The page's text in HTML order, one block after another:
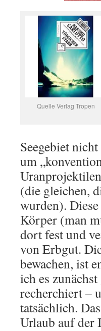
Quelle Verlag Tropen
Seegebiet
um
(die gleichen,
wurden).
Körper (man
dort fest und
von Erbgut.
bewachen, ist
ich es
recherchiert –
tatsächlich.
Urlaub auf der